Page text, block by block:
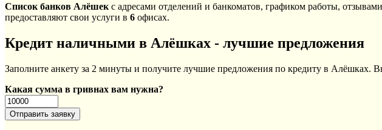
Список банков Алёшек с адресами отделений и банкоматов, графиком работы,
предоставляют свои услуги в 6 офисах.
Кредит наличными в Алёшках - лучшие предложения
Заполните анкету за 2 минуты и получите лучшие предложения по кредиту в Алёшках.
Какая сумма в гривнах вам нужна?